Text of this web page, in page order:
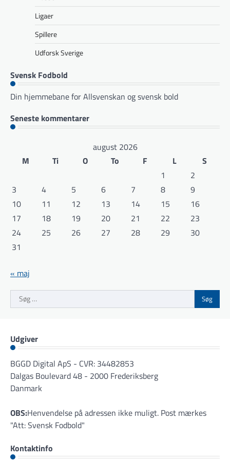
Ligaer
Spillere
Udforsk Sverige
Svensk Fodbold
Din hjemmebane for Allsvenskan og svensk bold
Seneste kommentarer
august 2026
M
Ti O To F L
S
1
2
3
4 5 6 7 8
9
10
11 12 13 14 15
16
17
18 19 20 21 22
23
24
25 26 27 28 29
30
31
« maj
Søg
efter:
Udgiver
BGGD Digital ApS - CVR: 34482853
Dalgas Boulevard 48 - 2000 Frederiksberg
Danmark
OBS:Henvendelse på adressen ikke muligt. Post mærkes
"Att: Svensk Fodbold"
Kontaktinfo